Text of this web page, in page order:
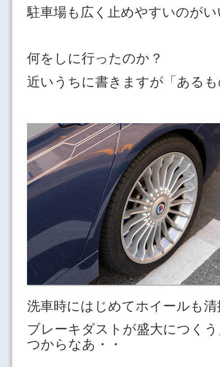
駐車場も広く止めやすいのが
何をしに行ったのか？
近いうちに書きますが「ある
洗車時にはじめてホイールも清
ブレーキダストが盛大につく
つからなあ・・